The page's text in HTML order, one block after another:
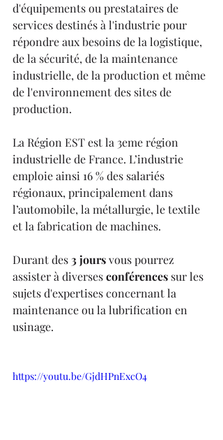
d'équipements ou prestataires de
services destinés à l'industrie pour
répondre aux besoins de la logistique,
de la sécurité, de la maintenance
industrielle, de la production et même
de l'environnement des sites de
production.
La Région EST est la 3eme région
industrielle de France. L’industrie
emploie ainsi 16 % des salariés
régionaux, principalement dans
l’automobile, la métallurgie, le textile
et la fabrication de machines.
Durant des 3 jours vous pourrez
assister à diverses conférences sur les
sujets d'expertises concernant la
maintenance ou la lubrification en
usinage.
https://youtu.be/GjdHPnExcO4